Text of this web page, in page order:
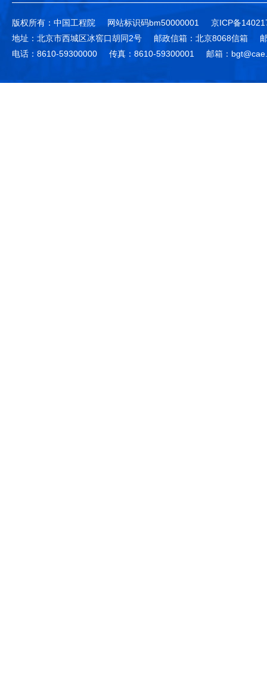
版权所有：中国工程院 网站标识码bm50000001
京ICP备
地址：北京市西城区冰窖口胡同2号
邮政信箱：北京8068信箱
电话：8610-59300000
传真：8610-59300001 邮箱：